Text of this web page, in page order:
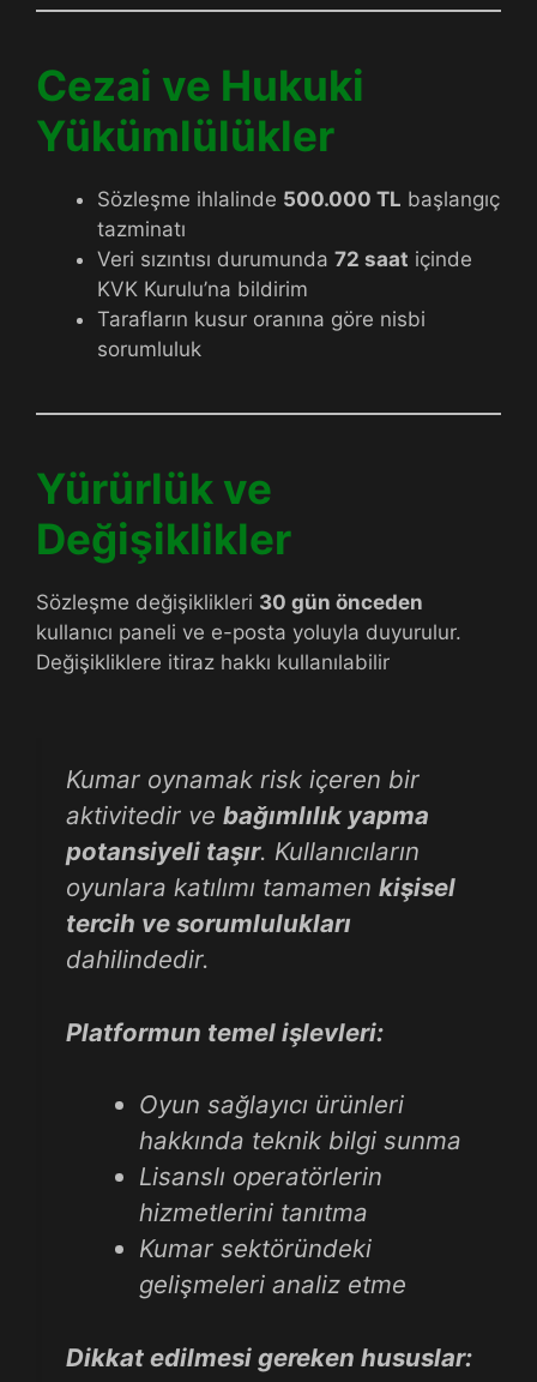
Cezai ve Hukuki
Yükümlülükler
Sözleşme ihlalinde 500.000 TL başlangıç
tazminatı
Veri sızıntısı durumunda 72 saat içinde
KVK Kurulu’na bildirim
Tarafların kusur oranına göre nisbi
sorumluluk
Yürürlük ve
Değişiklikler
Sözleşme değişiklikleri 30 gün önceden
kullanıcı paneli ve e-posta yoluyla duyurulur.
Değişikliklere itiraz hakkı kullanılabilir
Kumar oynamak risk içeren bir
aktivitedir ve bağımlılık yapma
potansiyeli taşır. Kullanıcıların
oyunlara katılımı tamamen kişisel
tercih ve sorumlulukları
dahilindedir.
Platformun temel işlevleri:
Oyun sağlayıcı ürünleri
hakkında teknik bilgi sunma
Lisanslı operatörlerin
hizmetlerini tanıtma
Kumar sektöründeki
gelişmeleri analiz etme
Dikkat edilmesi gereken hususlar: